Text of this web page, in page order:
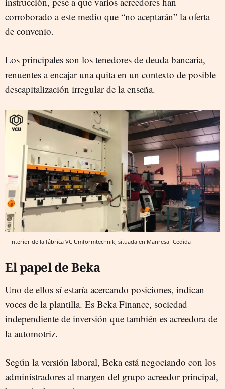
corroborado a este medio que “no aceptarán” la oferta
de convenio.
Los principales son los tenedores de deuda bancaria,
renuentes a encajar una quita en un contexto de posible
descapitalización irregular de la enseña.
Interior de la fábrica VC Umformtechnik, situada en Manresa Cedida
El papel de Beka
Uno de ellos sí estaría acercando posiciones, indican
voces de la plantilla. Es Beka Finance, sociedad
independiente de inversión que también es acreedora de
la automotriz.
Según la versión laboral, Beka está negociando con los
administradores al margen del grupo acreedor principal,